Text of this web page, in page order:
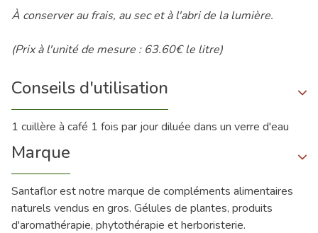
À conserver au frais, au sec et à l'abri de la lumière.
(Prix à l'unité de mesure : 63.60€ le litre)
Conseils d'utilisation
1 cuillère à café 1 fois par jour diluée dans un verre d'eau
Marque
Santaflor est notre marque de compléments alimentaires
naturels vendus en gros. Gélules de plantes, produits
d'aromathérapie, phytothérapie et herboristerie.